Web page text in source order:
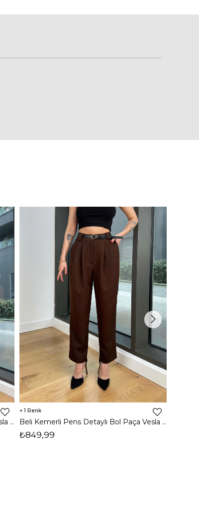
Beli Kemerli Pens Detaylı Bol Paça Vesla Siyah Kadın Pantolon 25Y031
1
Beli Kemerli Pens Detaylı Bol Paça Vesla Kahve Kadın Pantolon 25Y031
₺849,99